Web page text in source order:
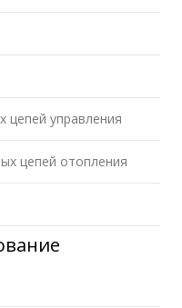
цепей управления
цепей отопления